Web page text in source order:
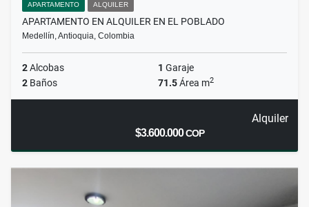
APARTAMENTO ALQUILER
APARTAMENTO EN ALQUILER EN EL POBLADO
Medellín, Antioquia, Colombia
2Alcobas 1 Garaje
2 Baños 71.5Área m2
Alquiler
$3.600.000COP